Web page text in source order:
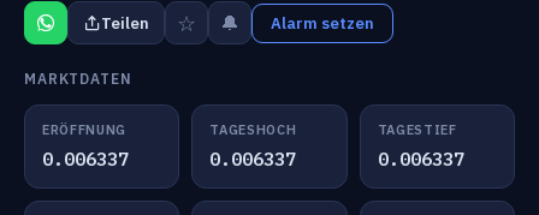
Teilen ☆ 🔔 Alarm setzen
MARKTDATEN
ERÖFFNUNG
0.006337
TAGESHOCH
0.006337
TAGESTIEF
0.006337